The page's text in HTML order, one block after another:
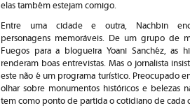
elas também estejam comigo.
Entre uma cidade e outra, Nachbin
personagens memoráveis. De um grupo de
Fuegos para a blogueira Yoani Sanchéz, as
renderam boas entrevistas. Mas o jornalista
este não é um programa turístico. Preocupado
olhar sobre monumentos históricos e belezas
tem como ponto de partida o cotidiano de cada